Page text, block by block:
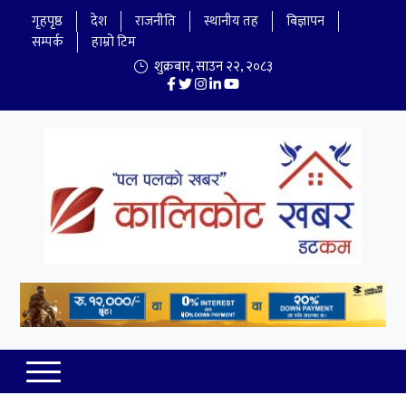
गृहपृष्ठ देश राजनीति स्थानीय तह
बिज्ञापन
सम्पर्क
हाम्रो टिम
शुक्रबार,साउन२२,२०८३
Kalikot Khabar
Online NewsPortal